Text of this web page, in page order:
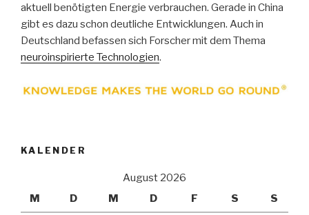
aktuell benötigten Energie verbrauchen. Gerade in China
gibt es dazu schon deutliche Entwicklungen. Auch in
Deutschland befassen sich Forscher mit dem Thema
neuroinspirierte Technologien.
KALENDER
August 2026
M
D M D F S S